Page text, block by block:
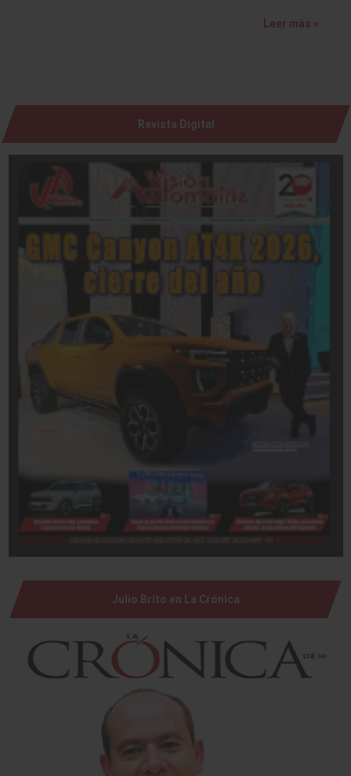
Leer más »
Revista Digital
Julio Brito en La Crónica